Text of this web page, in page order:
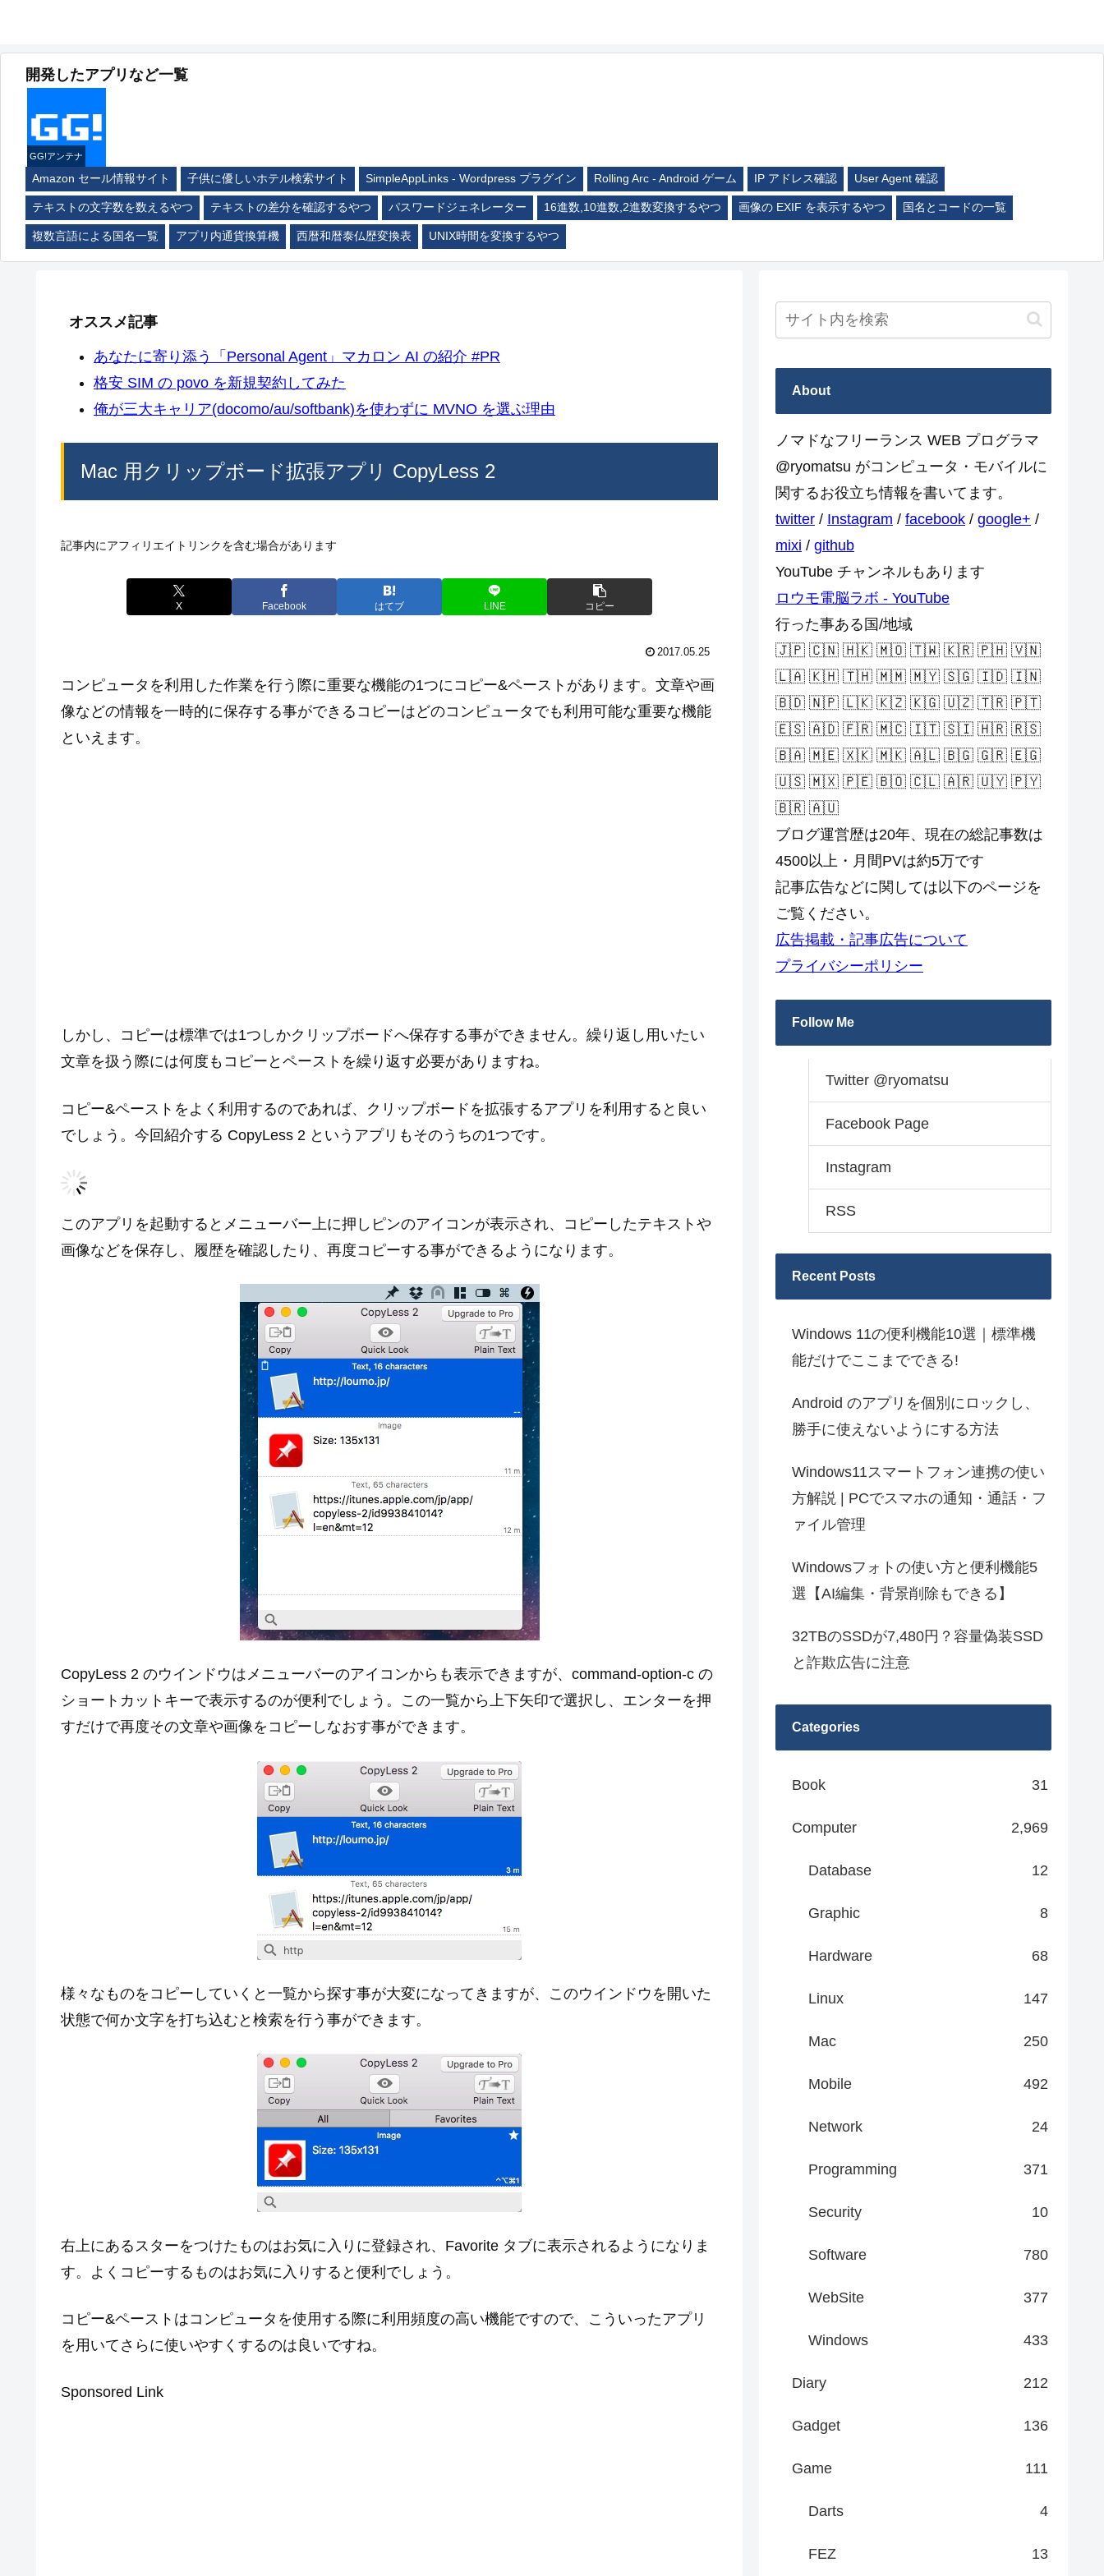
開発したアプリなど一覧
GG!アンテナ
Amazon セール情報サイト 子供に優しいホテル検索サイト SimpleAppLinks - Wordpress プラグイン Rolling Arc - Android ゲーム IP アドレス確認 User Agent 確認
テキストの文字数を数えるやつ テキストの差分を確認するやつ パスワードジェネレーター 16進数,10進数,2進数変換するやつ 画像の EXIF を表示するやつ 国名とコードの一覧
複数言語による国名一覧 アプリ内通貨換算機 西暦和暦泰仏歴変換表 UNIX時間を変換するやつ
オススメ記事
あなたに寄り添う「Personal Agent」マカロン AI の紹介 #PR
格安 SIM の povo を新規契約してみた
俺が三大キャリア(docomo/au/softbank)を使わずに MVNO を選ぶ理由
Mac 用クリップボード拡張アプリ CopyLess 2
記事内にアフィリエイトリンクを含む場合があります
X Facebook はてブ LINE コピー
2017.05.25
コンピュータを利用した作業を行う際に重要な機能の1つにコピー&ペーストがあります。文章や画
像などの情報を一時的に保存する事ができるコピーはどのコンピュータでも利用可能な重要な機能
といえます。
しかし、コピーは標準では1つしかクリップボードへ保存する事ができません。繰り返し用いたい
文章を扱う際には何度もコピーとペーストを繰り返す必要がありますね。
コピー&ペーストをよく利用するのであれば、クリップボードを拡張するアプリを利用すると良い
でしょう。今回紹介する CopyLess 2 というアプリもそのうちの1つです。
このアプリを起動するとメニューバー上に押しピンのアイコンが表示され、コピーしたテキストや
画像などを保存し、履歴を確認したり、再度コピーする事ができるようになります。
CopyLess 2 のウインドウはメニューバーのアイコンからも表示できますが、command-option-c の
ショートカットキーで表示するのが便利でしょう。この一覧から上下矢印で選択し、エンターを押
すだけで再度その文章や画像をコピーしなおす事ができます。
様々なものをコピーしていくと一覧から探す事が大変になってきますが、このウインドウを開いた
状態で何か文字を打ち込むと検索を行う事ができます。
右上にあるスターをつけたものはお気に入りに登録され、Favorite タブに表示されるようになりま
す。よくコピーするものはお気に入りすると便利でしょう。
コピー&ペーストはコンピュータを使用する際に利用頻度の高い機能ですので、こういったアプリ
を用いてさらに使いやすくするのは良いですね。
Sponsored Link
About
ノマドなフリーランス WEB プログラマ
@ryomatsu がコンピュータ・モバイルに
関するお役立ち情報を書いてます。
twitter / Instagram / facebook / google+ /
mixi / github
YouTube チャンネルもあります
ロウモ電脳ラボ - YouTube
行った事ある国/地域
🇯🇵 🇨🇳 🇭🇰 🇲🇴 🇹🇼 🇰🇷 🇵🇭 🇻🇳
🇱🇦 🇰🇭 🇹🇭 🇲🇲 🇲🇾 🇸🇬 🇮🇩 🇮🇳
🇧🇩 🇳🇵 🇱🇰 🇰🇿 🇰🇬 🇺🇿 🇹🇷 🇵🇹
🇪🇸 🇦🇩 🇫🇷 🇲🇨 🇮🇹 🇸🇮 🇭🇷 🇷🇸
🇧🇦 🇲🇪 🇽🇰 🇲🇰 🇦🇱 🇧🇬 🇬🇷 🇪🇬
🇺🇸 🇲🇽 🇵🇪 🇧🇴 🇨🇱 🇦🇷 🇺🇾 🇵🇾
🇧🇷 🇦🇺
ブログ運営歴は20年、現在の総記事数は
4500以上・月間PVは約5万です
記事広告などに関しては以下のページを
ご覧ください。
広告掲載・記事広告について
プライバシーポリシー
Follow Me
Twitter @ryomatsu
Facebook Page
Instagram
RSS
Recent Posts
Windows 11の便利機能10選｜標準機
能だけでここまでできる!
Android のアプリを個別にロックし、
勝手に使えないようにする方法
Windows11スマートフォン連携の使い
方解説 | PCでスマホの通知・通話・フ
ァイル管理
Windowsフォトの使い方と便利機能5
選【AI編集・背景削除もできる】
32TBのSSDが7,480円？容量偽装SSD
と詐欺広告に注意
Categories
Book 31
Computer 2,969
Database 12
Graphic 8
Hardware 68
Linux 147
Mac 250
Mobile 492
Network 24
Programming 371
Security 10
Software 780
WebSite 377
Windows 433
Diary 212
Gadget 136
Game 111
Darts 4
FEZ 13